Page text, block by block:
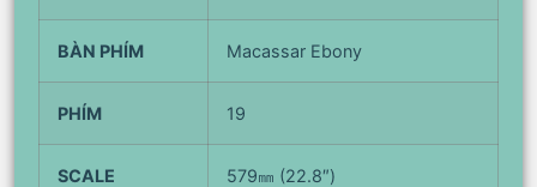
BÀN PHÍM Macassar Ebony
PHÍM 19
SCALE 579㎜ (22.8″)